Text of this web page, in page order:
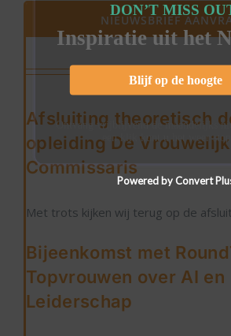
NIEUWSBRIEF
Afsluiting theoretisch
opleiding De
Commissaris
Met trots kijken wij terug op de
Bijeenkomst met
Topvrouwen over AI en
Leiderschap
DON’T MISS
Inspiratie uit het
Blijf op de hoogte
Ontvang vrijblijvend de maandelijks
een klik kunt u het weer
Powered by Convert